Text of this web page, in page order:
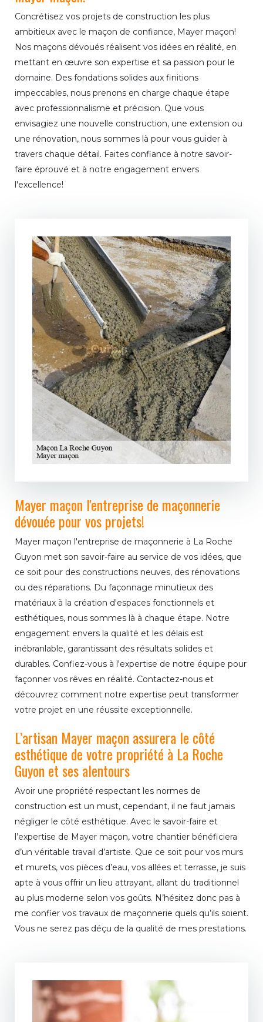
Concrétisez vos projets de construction les plus
ambitieux avec le maçon de confiance, Mayer maçon!
Nos maçons dévoués réalisent vos idées en réalité, en
mettant en œuvre son expertise et sa passion pour le
domaine. Des fondations solides aux finitions
impeccables, nous prenons en charge chaque étape
avec professionnalisme et précision. Que vous
envisagiez une nouvelle construction, une extension ou
une rénovation, nous sommes là pour vous guider à
travers chaque détail. Faites confiance à notre savoir-
faire éprouvé et à notre engagement envers
l'excellence!
Mayer maçon l'entreprise de maçonnerie
dévouée pour vos projets!
Mayer maçon l'entreprise de maçonnerie à La Roche
Guyon met son savoir-faire au service de vos idées, que
ce soit pour des constructions neuves, des rénovations
ou des réparations. Du façonnage minutieux des
matériaux à la création d'espaces fonctionnels et
esthétiques, nous sommes là à chaque étape. Notre
engagement envers la qualité et les délais est
inébranlable, garantissant des résultats solides et
durables. Confiez-vous à l'expertise de notre équipe pour
façonner vos rêves en réalité. Contactez-nous et
découvrez comment notre expertise peut transformer
votre projet en une réussite exceptionnelle.
L’artisan Mayer maçon assurera le côté
esthétique de votre propriété à La Roche
Guyon et ses alentours
Avoir une propriété respectant les normes de
construction est un must, cependant, il ne faut jamais
négliger le côté esthétique. Avec le savoir-faire et
l’expertise de Mayer maçon, votre chantier bénéficiera
d’un véritable travail d’artiste. Que ce soit pour vos murs
et murets, vos pièces d’eau, vos allées et terrasse, je suis
apte à vous offrir un lieu attrayant, allant du traditionnel
au plus moderne selon vos goûts. N’hésitez donc pas à
me confier vos travaux de maçonnerie quels qu’ils soient.
Vous ne serez pas déçu de la qualité de mes prestations.